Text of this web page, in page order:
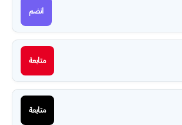
انضم
متابعة
متابعة